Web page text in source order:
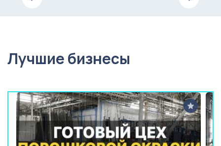
Лучшие бизнесы